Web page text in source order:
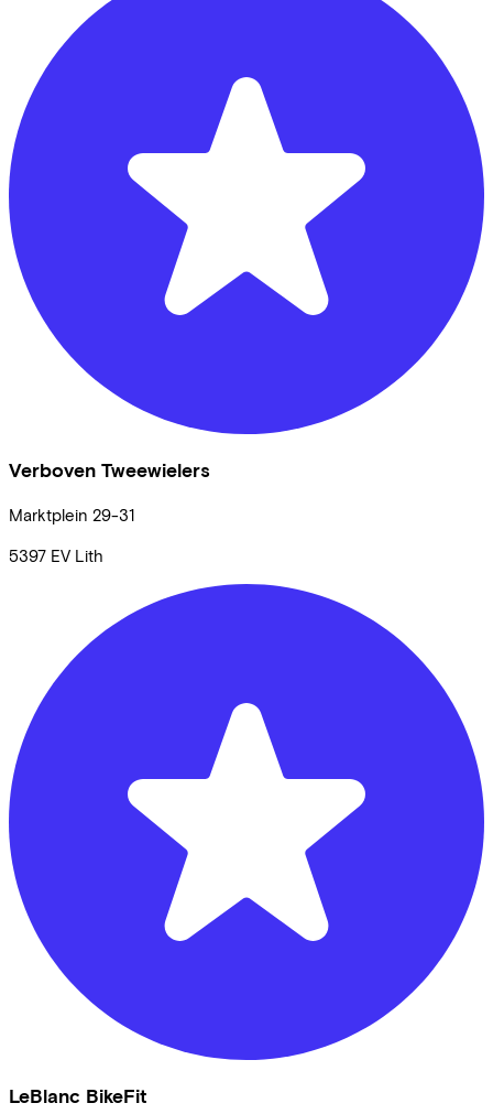
Verboven Tweewielers
Marktplein 29-31
5397 EV Lith
LeBlanc BikeFit